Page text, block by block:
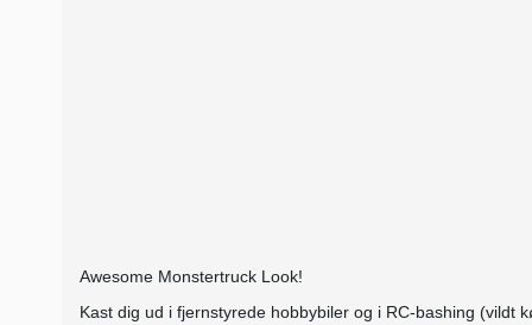
Awesome Monstertruck Look!
Kast dig ud i fjernstyrede hobbybiler og i RC-bashing (vildt